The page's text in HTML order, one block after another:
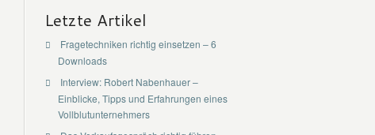
Letzte Artikel
Fragetechniken richtig einsetzen – 6
Downloads
Interview: Robert Nabenhauer –
Einblicke, Tipps und Erfahrungen eines
Vollblutunternehmers